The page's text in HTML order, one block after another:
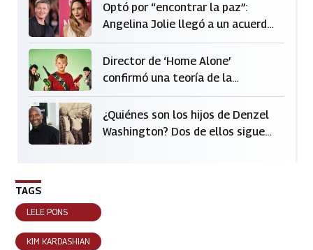
Optó por “encontrar la paz”:
Angelina Jolie llegó a un acuerdo
de divorcio con Brad Pitt tras
ocho años
Director de ‘Home Alone’
confirmó una teoría de la
película que más se habla en
redes sociales
¿Quiénes son los hijos de Denzel
Washington? Dos de ellos siguen
TAGS
LELE PONS
KIM KARDASHIAN